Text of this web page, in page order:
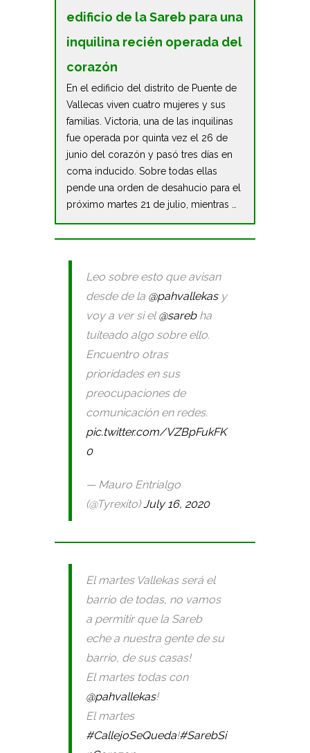
edificio de la Sareb para una
inquilina recién operada del
corazón
En el edificio del distrito de Puente de
Vallecas viven cuatro mujeres y sus
familias. Victoria, una de las inquilinas
fue operada por quinta vez el 26 de
junio del corazón y pasó tres días en
coma inducido. Sobre todas ellas
pende una orden de desahucio para el
próximo martes 21 de julio, mientras …
Leo sobre esto que avisan
desde de la @pahvallekasy
voy a ver si el @sarebha
tuiteado algo sobre ello.
Encuentro otras
prioridades en sus
preocupaciones de
comunicación en redes.
pic.twitter.com/VZBpFukFK
0
— Mauro Entrialgo
(@Tyrexito)July 16, 2020
El martes Vallekas será el
barrio de todas, no vamos
a permitir que la Sareb
eche a nuestra gente de su
barrio, de sus casas!
El martes todas con
@pahvallekas!
El martes
#CallejoSeQueda!#SarebSi